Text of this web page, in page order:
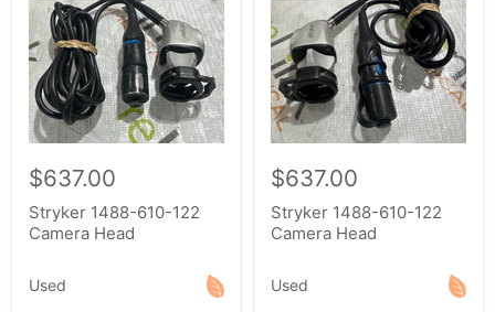
$637.00
Stryker 1488-610-122
Camera Head
Used
$637.00
Stryker 1488-610-122
Camera Head
Used